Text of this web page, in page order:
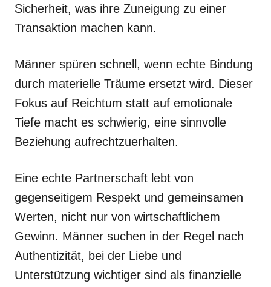
Sicherheit, was ihre Zuneigung zu einer
Transaktion machen kann.
Männer spüren schnell, wenn echte Bindung
durch materielle Träume ersetzt wird. Dieser
Fokus auf Reichtum statt auf emotionale
Tiefe macht es schwierig, eine sinnvolle
Beziehung aufrechtzuerhalten.
Eine echte Partnerschaft lebt von
gegenseitigem Respekt und gemeinsamen
Werten, nicht nur von wirtschaftlichem
Gewinn. Männer suchen in der Regel nach
Authentizität, bei der Liebe und
Unterstützung wichtiger sind als finanzielle